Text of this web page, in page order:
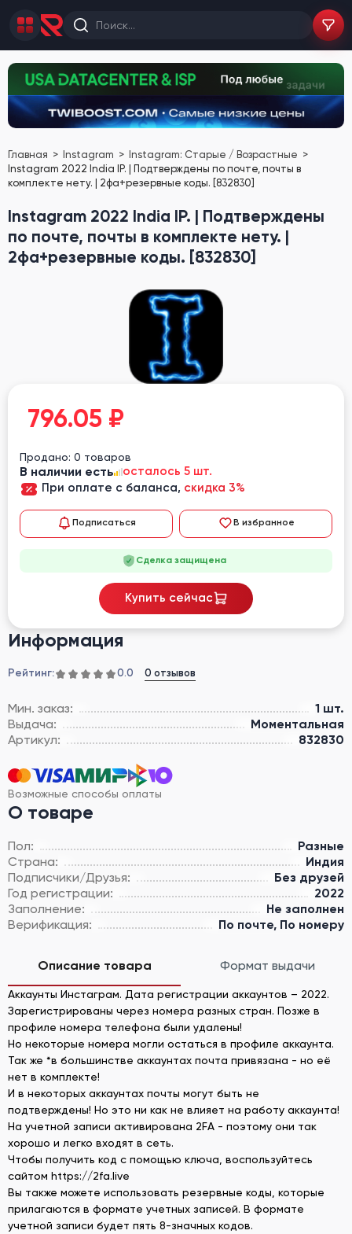
Главная Instagram
Instagram: Старые / Возрастные
Instagram 2022 India IP. | Подтверждены по почте, почты в
комплекте нету. | 2фа+резервные коды. [832830]
Instagram 2022 India IP. | Подтверждены
по почте, почты в комплекте нету. |
2фа+резервные коды. [832830]
Информация
Рейтинг: 0.0 0 отзывов
Мин. заказ:
1 шт.
Выдача:
Моментальная
Артикул:
832830
Возможные способы оплаты
О товаре
Пол:
Разные
Страна:
Индия
Подписчики/Друзья:
Без друзей
Год регистрации:
2022
Заполнение:
Не заполнен
Верификация:
По почте, По номеру
796.05 ₽
Продано: 0 товаров
В наличии есть
осталось 5 шт.
При оплате с баланса, скидка 3%
Подписаться В избранное
Сделка защищена
Купить сейчас
Описание товара Формат выдачи
Аккаунты Инстаграм. Дата регистрации аккаунтов – 2022.
Зарегистрированы через номера разных стран. Позже в
профиле номера телефона были удалены!
Но некоторые номера могли остаться в профиле аккаунта.
Так же *в большинстве аккаунтах почта привязана - но её
нет в комплекте!
И в некоторых аккаунтах почты могут быть не
подтверждены! Но это ни как не влияет на работу аккаунта!
На учетной записи активирована 2FA - поэтому они так
хорошо и легко входят в сеть.
Чтобы получить код с помощью ключа, воспользуйтесь
сайтом https://2fa.live
Вы также можете использовать резервные коды, которые
прилагаются в формате учетных записей. В формате
учетной записи будет пять 8-значных кодов.